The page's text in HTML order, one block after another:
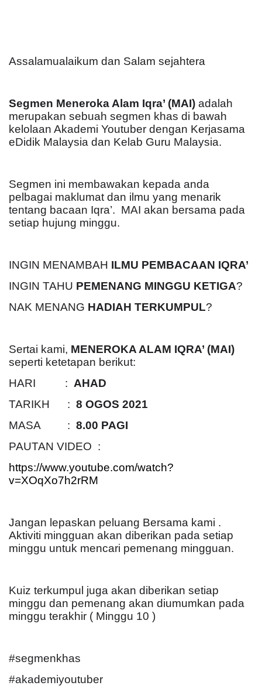
Assalamualaikum dan Salam sejahtera
Segmen Meneroka Alam Iqra’ (MAI) adalah
merupakan sebuah segmen khas di bawah
kelolaan Akademi Youtuber dengan Kerjasama
eDidik Malaysia dan Kelab Guru Malaysia.
Segmen ini membawakan kepada anda
pelbagai maklumat dan ilmu yang menarik
tentang bacaan Iqra’. MAI akan bersama pada
setiap hujung minggu.
INGIN MENAMBAH
ILMU PEMBACAAN IQRA’
INGIN TAHU PEMENANG MINGGU KETIGA?
NAK MENANG HADIAH TERKUMPUL?
Sertai kami, MENEROKA ALAM IQRA’ (MAI)
seperti ketetapan berikut:
HARI : AHAD
TARIKH : 8 OGOS 2021
MASA : 8.00 PAGI
PAUTAN VIDEO :
https://www.youtube.com/watch?
v=XOqXo7h2rRM
Jangan lepaskan peluang Bersama kami .
Aktiviti mingguan akan diberikan pada setiap
minggu untuk mencari pemenang mingguan.
Kuiz terkumpul juga akan diberikan setiap
minggu dan pemenang akan diumumkan pada
minggu terakhir ( Minggu 10 )
#segmenkhas
#akademiyoutuber